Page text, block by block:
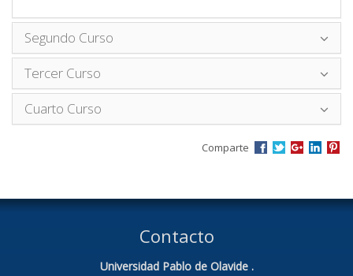
Segundo Curso
Tercer Curso
Cuarto Curso
Comparte
Contacto
Universidad Pablo de Olavide .